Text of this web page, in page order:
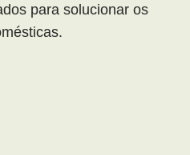
para solucionar os